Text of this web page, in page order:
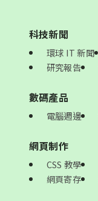
科技新聞
環球 IT 新聞
研究報告
數碼產品
電腦週邊
網頁制作
CSS 教學
網頁寄存